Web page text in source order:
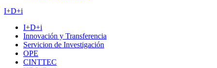
I+D+i
I+D+i
Innovación y Transferencia
Servicion de Investigación
OPE
CINTTEC